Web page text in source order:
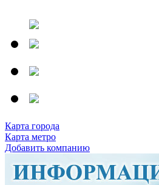
Карта города
Карта метро
Добавить компанию